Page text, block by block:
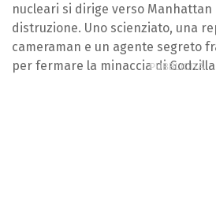
nucleari si dirige verso
distruzione. Uno scienziato, una
cameraman e un agente segreto
per fermare la minaccia di